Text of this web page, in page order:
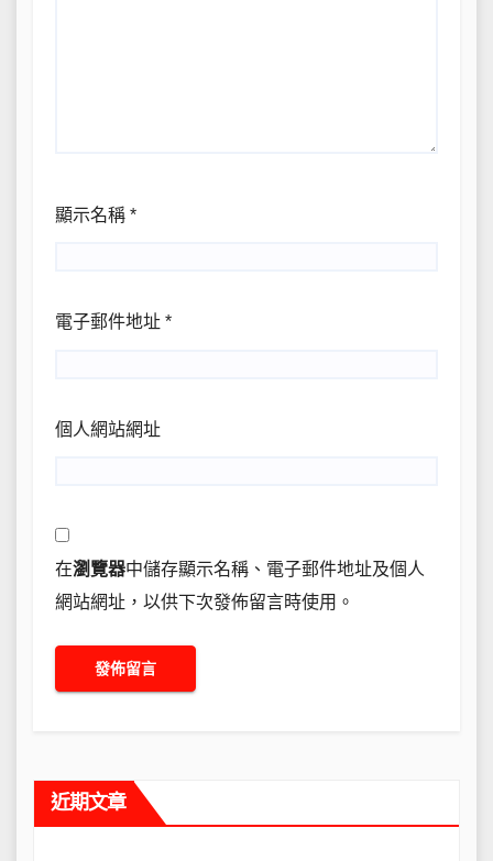
顯示名稱 *
電子郵件地址 *
個人網站網址
在瀏覽器中儲存顯示名稱、電子郵件地址及個人
網站網址，以供下次發佈留言時使用。
近期文章